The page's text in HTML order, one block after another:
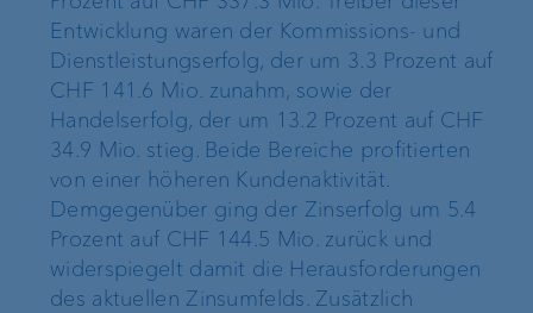
Entwicklung waren der Kommissions- und
Dienstleistungserfolg, der um 3.3 Prozent auf
CHF 141.6 Mio. zunahm, sowie der
Handelserfolg, der um 13.2 Prozent auf CHF
34.9 Mio. stieg. Beide Bereiche profitierten
von einer höheren Kundenaktivität.
Demgegenüber ging der Zinserfolg um 5.4
Prozent auf CHF 144.5 Mio. zurück und
widerspiegelt damit die Herausforderungen
des aktuellen Zinsumfelds. Zusätzlich